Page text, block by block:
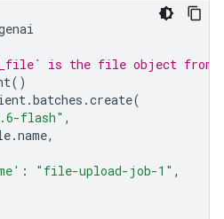
is the file object from
()
.batches .create(
flash" ,
.name,
: "file-upload-job-1" ,